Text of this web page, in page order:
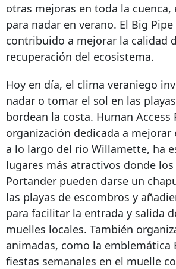
otras mejoras en toda la cuenca,
para nadar en verano. El Big
contribuido a mejorar la calidad
recuperación del ecosistema.
Hoy en día, el clima veraniego
nadar o tomar el sol en las
bordean la costa. Human Access
organización dedicada a mejorar
a lo largo del río Willamette, ha
lugares más atractivos donde
Portander pueden darse un
las playas de escombros y
para facilitar la entrada y salida
muelles locales. También
animadas, como la emblemática
fiestas semanales en el muelle